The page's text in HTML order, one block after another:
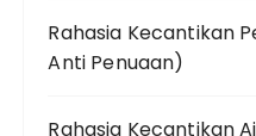
Rahasia Kecantikan
Anti Penuaan)
Rahasia Kecantikan